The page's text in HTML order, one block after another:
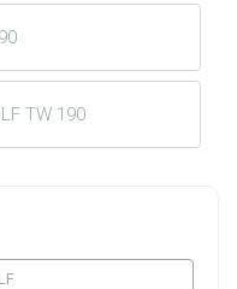
TW 190